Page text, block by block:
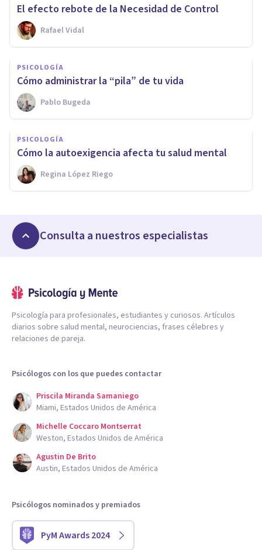
El efecto rebote de la Necesidad de Control
Rafael Vidal
PSICOLOGÍA
Cómo administrar la “pila” de tu vida
Pablo Bugeda
PSICOLOGÍA
Cómo la autoexigencia afecta tu salud mental
Regina López Riego
Consulta a nuestros especialistas
Psicología para profesionales, estudiantes y curiosos. Artículos
diarios sobre salud mental, neurociencias, frases célebres y
relaciones de pareja.
Psicólogos con los que puedes contactar
Priscila Miranda Samaniego
Miami, Estados Unidos de América
Michelle Coccaro Montserrat
Weston, Estados Unidos de América
Agustin De Brito
Austin, Estados Unidos de América
Psicólogos nominados y premiados
PyM Awards 2024